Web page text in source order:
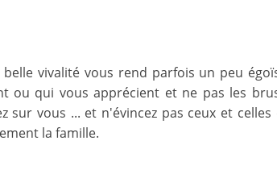
belle vivalité vous rend parfois un peu
ou qui vous apprécient et ne pas les
sur vous ... et n'évincez pas ceux et
la famille.